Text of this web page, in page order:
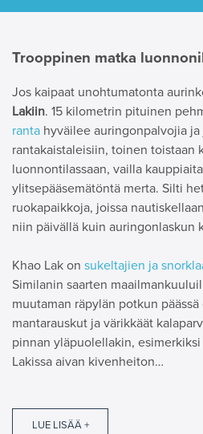
Trooppinen matka
Jos kaipaat unohtumatonta
Lakiin. 15 kilometrin pituinen
ranta hyväilee auringonpalvojia
rantakaistaleisiin, toinen toistaan
luonnontilassaan, vailla
ylitsepääsemätöntä merta. Silti
ruokapaikkoja, joissa
niin päivällä kuin auringonlaskun
Khao Lak on sukeltajien ja
Similanin saarten
muutaman räpylän potkun
mantarauskut ja värikkäät
pinnan yläpuolellakin,
Lakissa aivan kivenheiton…
LUE LISÄÄ +